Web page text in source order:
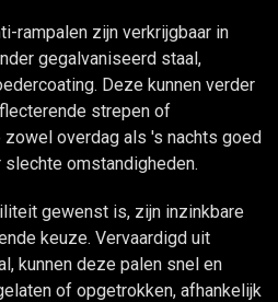
rampalen zijn verkrijgbaar in
gegalvaniseerd staal,
Deze kunnen verder
strepen of
zowel overdag als 's nachts goed
omstandigheden.
gewenst is, zijn inzinkbare
keuze. Vervaardigd uit
kunnen deze palen snel en
of opgetrokken, afhankelijk